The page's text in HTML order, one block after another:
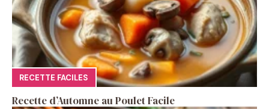
RECETTE FACILES
Recette d’Automne au Poulet Facile